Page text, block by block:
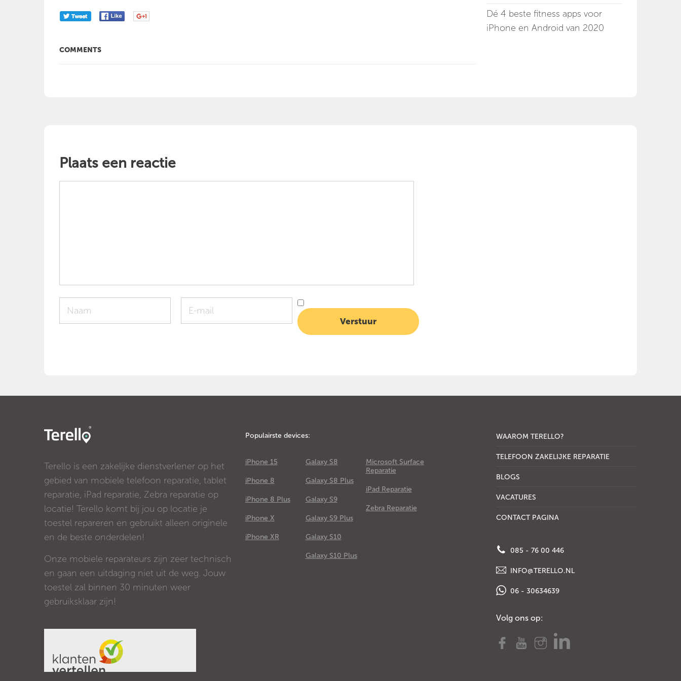
COMMENTS
Dé 4 beste fitness apps voor
iPhone en Android van 2020
Plaats een reactie
Terello is een zakelijke dienstverlener op het
gebied van mobiele telefoon reparatie, tablet
reparatie, iPad reparatie, Zebra reparatie op
locatie! Terello komt bij jou op locatie je
toestel repareren en gebruikt alleen originele
en de beste onderdelen!
Onze mobiele reparateurs zijn zeer technisch
en gaan een uitdaging niet uit de weg. Jouw
toestel zal binnen 30 minuten weer
gebruiksklaar zijn!
Populairste devices:
iPhone 15
iPhone 8
iPhone 8 Plus
iPhone X
iPhone XR
Galaxy S8
Galaxy S8 Plus
Galaxy S9
Galaxy S9 Plus
Galaxy S10
Galaxy S10 Plus
Microsoft Surface
Reparatie
iPad Reparatie
Zebra Reparatie
WAAROM TERELLO?
TELEFOON ZAKELIJKE REPARATIE
BLOGS
VACATURES
CONTACT PAGINA
085 - 76 00 446
INFO@TERELLO.NL
06 - 30634639
Volg ons op: